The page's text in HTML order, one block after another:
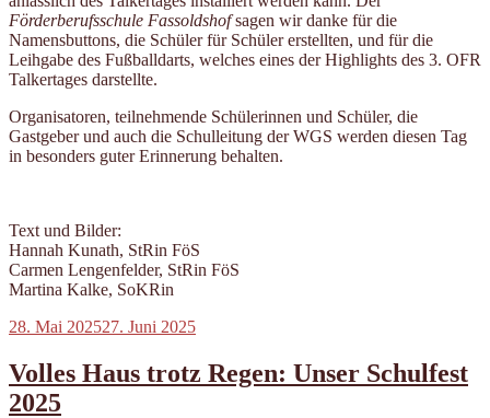
Förderberufsschule Fassoldshofsagen wir danke für die
Namensbuttons, die Schüler für Schüler erstellten, und für die
Leihgabe des Fußballdarts, welches eines der Highlights des 3. OFR
Talkertages darstellte.
Organisatoren, teilnehmende Schülerinnen und Schüler, die
Gastgeber und auch die Schulleitung der WGS werden diesen Tag
in besonders guter Erinnerung behalten.
Text und Bilder:
Hannah Kunath, StRin FöS
Carmen Lengenfelder, StRin FöS
Martina Kalke, SoKRin
Veröffentlicht
28. Mai 202527. Juni 2025
Volles Haus trotz Regen: Unser Schulfest
2025